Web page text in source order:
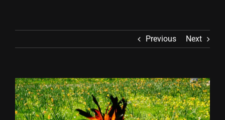
Previous Next
View
Larger
Image